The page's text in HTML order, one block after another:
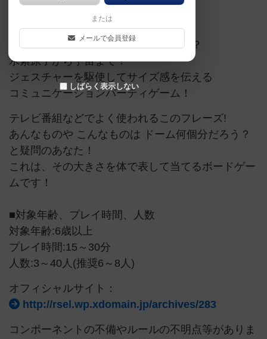
ゲームマーケット2019（大阪）
その大きさ、ドームだったら何個分！？
水素原子から宇宙まで！
ジェスチャーを駆使してサイズ感を伝える
コミュニケーションパーティゲーム！
テレビ番組などでよく使われるこのフレーズ!
あんなものや こんなものは ドーム何個分だろう？
と疑問のあなた！
これは、その大きさを体で表して当てるボードゲー
ムです！
■対象年齢、プレイ時間、人数
対象年齢:6歳以上
プレイ時間:15～30分
人数:3～40人(推奨6～8人)
オフィシャルサイト：
http://rsel.wp.xdomain.jp/archives/283
コンポーネントの不備やルールの不明点等がありま
または
メールで会員登録
しばらく表示しない